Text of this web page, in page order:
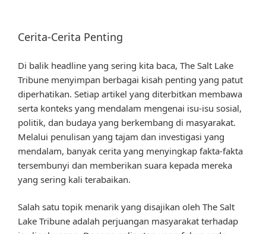
Cerita-Cerita Penting
Di balik headline yang sering kita baca, The Salt Lake
Tribune menyimpan berbagai kisah penting yang patut
diperhatikan. Setiap artikel yang diterbitkan membawa
serta konteks yang mendalam mengenai isu-isu sosial,
politik, dan budaya yang berkembang di masyarakat.
Melalui penulisan yang tajam dan investigasi yang
mendalam, banyak cerita yang menyingkap fakta-fakta
tersembunyi dan memberikan suara kepada mereka
yang sering kali terabaikan.
Salah satu topik menarik yang disajikan oleh The Salt
Lake Tribune adalah perjuangan masyarakat terhadap